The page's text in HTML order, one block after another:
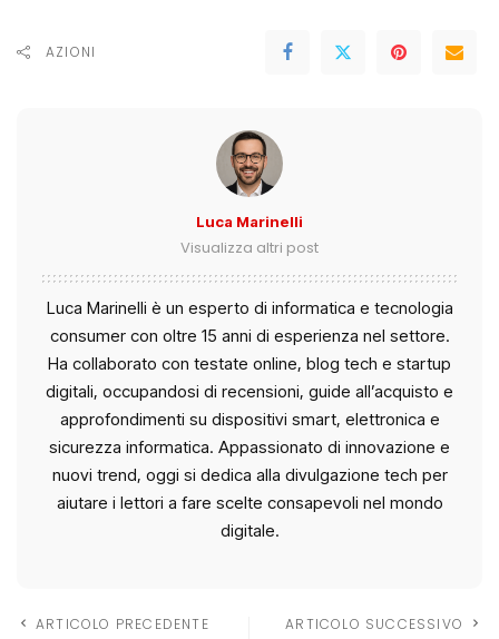
AZIONI
Luca Marinelli
Visualizza altri post
Luca Marinelli è un esperto di informatica e tecnologia
consumer con oltre 15 anni di esperienza nel settore.
Ha collaborato con testate online, blog tech e startup
digitali, occupandosi di recensioni, guide all’acquisto e
approfondimenti su dispositivi smart, elettronica e
sicurezza informatica. Appassionato di innovazione e
nuovi trend, oggi si dedica alla divulgazione tech per
aiutare i lettori a fare scelte consapevoli nel mondo
digitale.
ARTICOLO PRECEDENTE ARTICOLO SUCCESSIVO